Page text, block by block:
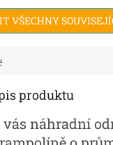
pro pružiny
48
kolem...
VŠECHNY
produktu
vás náhradní